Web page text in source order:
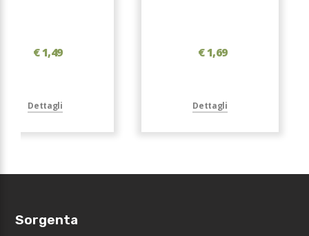
€ 1,49
Dettagli
€ 1,69
Dettagli
Sorgenta